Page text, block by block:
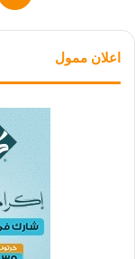
اعلان ممول